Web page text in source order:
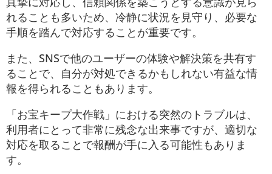
れることも多いため、冷静に状況を見守り、必要な
手順を踏んで対応することが重要です。
また、SNSで他のユーザーの体験や解決策を共有す
ることで、自分が対処できるかもしれない有益な情
報を得られることもあります。
「お宝キープ大作戦」における突然のトラブルは、
利用者にとって非常に残念な出来事ですが、適切な
対応を取ることで報酬が手に入る可能性もありま
す。